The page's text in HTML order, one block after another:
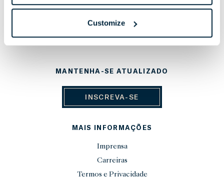
Customize
MANTENHA-SE ATUALIZADO
INSCREVA-SE
MAIS INFORMAÇÕES
Imprensa
Carreiras
Termos e Privacidade